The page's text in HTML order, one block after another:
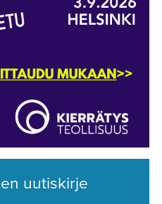
uutiskirje